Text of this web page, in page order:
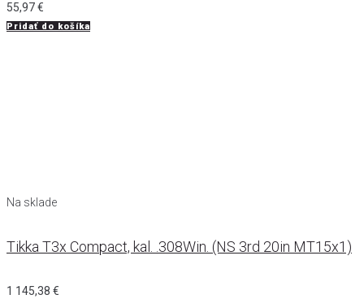
55,97€
Pridať do košíka
Na sklade
Tikka T3x Compact, kal. .308Win. (NS 3rd 20in MT15x1)
1 145,38 €